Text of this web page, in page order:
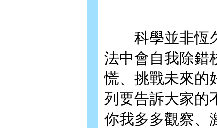
科學並非恆久
法中會自我除錯
慌、挑戰未來的
列要告訴大家的
你我多多觀察、